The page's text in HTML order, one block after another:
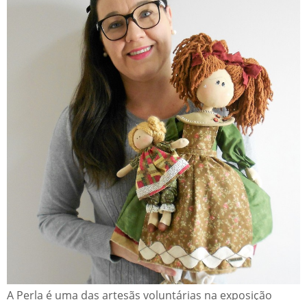
A Perla é uma das artesãs voluntárias na exposição